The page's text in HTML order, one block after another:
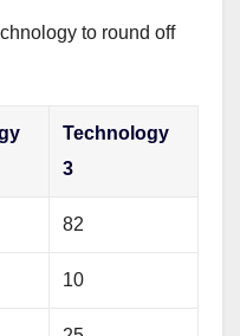
to round off
Technology
3
82
10